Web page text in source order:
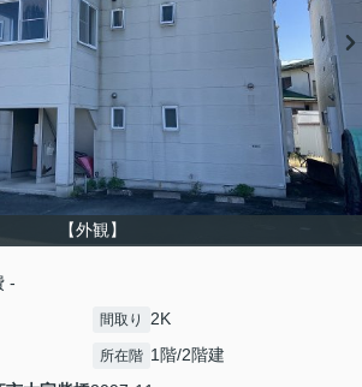
【外観】
-
間取り 2K
所在階 1階/2階建